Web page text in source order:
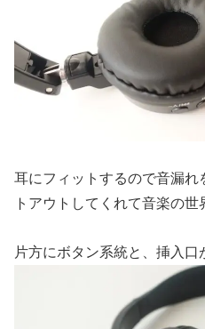
耳にフィットするので音漏れ
トアウトしてくれて音楽の世
片方にボタン系統と、挿入口